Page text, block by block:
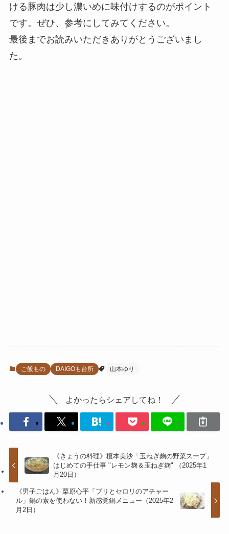
ける豚肉は少し濃いめに味付けするのがポイント
です。ぜひ、参考にしてみてください。
最後までお読みいただきありがとうございまし
た。
ご飯もの DAIGOも台所 山本ゆり
よかったらシェアしてね！
《きょうの料理》榎本美沙「玉ねぎ麹の野菜スープ」
はじめての手仕事 "レモン麹＆玉ねぎ麹" （2025年1
月20日）
《男子ごはん》栗原心平「ブリとセロリのアチャー
ル」鍋の素を使わない！新感覚鍋メニュー（2025年2
月2日）